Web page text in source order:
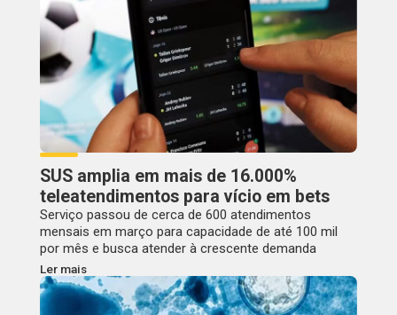
SUS amplia em mais de 16.000%
teleatendimentos para vício em bets
Serviço passou de cerca de 600 atendimentos
mensais em março para capacidade de até 100 mil
por mês e busca atender à crescente demanda
Ler mais